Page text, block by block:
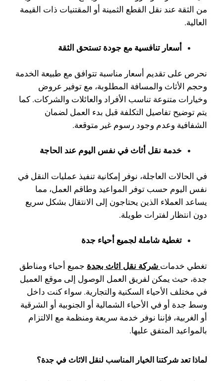
من الثقة عند نقل القطع الثمينة أو المقتنيات ذات القيمة
العالية.
أسعار تنافسية مع جودة تستحق الثقة
نحرص على تقديم أسعار مناسبة تتوافق مع طبيعة الخدمة
وحجم الأثاث والمسافة المطلوبة، مع توفير عروض
وخيارات متنوعة تناسب الأفراد والعائلات والشركات. كما
يتم توضيح تفاصيل التكلفة قبل بدء العمل لضمان
الشفافية وعدم وجود رسوم غير متوقعة.
خدمة نقل أثاث في نفس اليوم عند الحاجة
في الحالات العاجلة، نوفر إمكانية تنفيذ عمليات النقل في
نفس اليوم حسب توفر المواعيد وطاقم العمل، مما
يساعد العملاء الذين يحتاجون إلى الانتقال بشكل سريع
دون انتظار لفترات طويلة.
تغطية شاملة لجميع أحياء جدة
تغطي خدمات شركة نقل اثاث بجدة جميع أحياء ومناطق
جدة، حيث يمكن لفريق العمل الوصول إلى موقع العميل
في مختلف الأحياء السكنية والتجارية. سواء كنت داخل
وسط جدة أو في الأحياء الشمالية أو الجنوبية أو الشرقية
أو الغربية، فإننا نوفر خدمة سريعة ومنظمة مع الالتزام
بالمواعيد المتفق عليها.
لماذا تعد شركتنا الخيار المناسب لنقل الاثاث في جدة؟